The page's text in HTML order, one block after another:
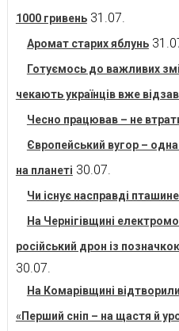
1000 гривень 31.07.
Аромат старих яблунь
Готуємось до важливих
чекають українців вже
Чесно працював – не
Європейський вугор –
на планеті 30.07.
Чи існує насправді
На Чернігівщині
російський дрон із
30.07.
На Комарівщині
«Перший сніп – на щастя й